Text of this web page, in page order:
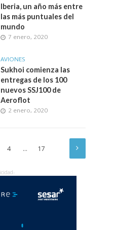
Iberia, un año más entre
las más puntuales del
mundo
7 enero, 2020
AVIONES
Sukhoi comienza las
entregas de los 100
nuevos SSJ100 de
Aeroflot
2 enero, 2020
4 … 17